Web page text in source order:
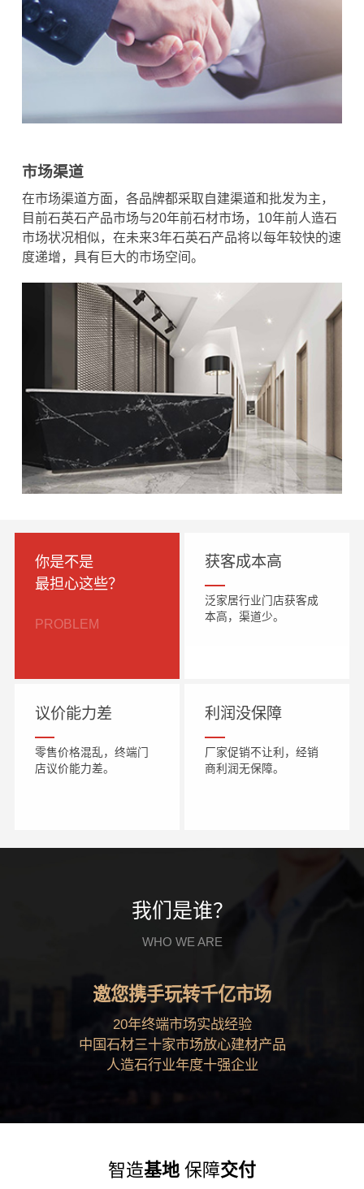
市场渠道
在市场渠道方面，各品牌都采取自建渠道和批发为主，
目前石英石产品市场与20年前石材市场，10年前人造石
市场状况相似，在未来3年石英石产品将以每年较快的速
度递增，具有巨大的市场空间。
你是不是
最担心这些？
PROBLEM
获客成本高
泛家居行业门店获客成
本高，渠道少。
议价能力差
零售价格混乱，终端门
店议价能力差。
利润没保障
厂家促销不让利，经销
商利润无保障。
我们是谁？
WHO WE ARE
邀您携手玩转千亿市场
20年终端市场实战经验
中国石材三十家市场放心建材产品
人造石行业年度十强企业
智造基地 保障交付